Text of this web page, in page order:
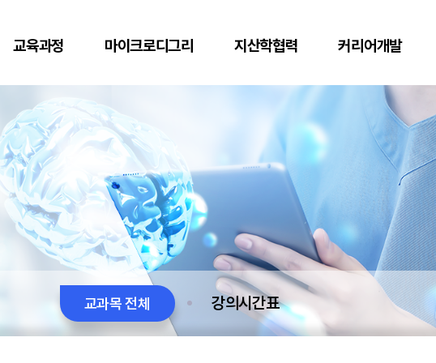
교육과정 마이크로디그리 지산학협력 커리어개발
교과목 전체 강의시간표